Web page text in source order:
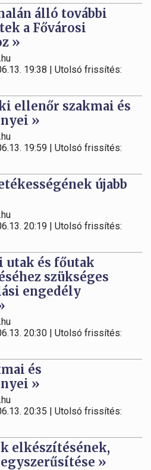
álló további
a Fővárosi
»
19:38 | Utolsó frissítés:
ellenőr szakmai és
»
19:59 | Utolsó frissítés:
újabb
20:19 | Utolsó frissítés:
és főutak
szükséges
engedély
20:30 | Utolsó frissítés:
és
»
20:35 | Utolsó frissítés:
elkészítésének,
»